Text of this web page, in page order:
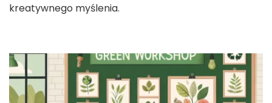
kreatywnego myślenia.